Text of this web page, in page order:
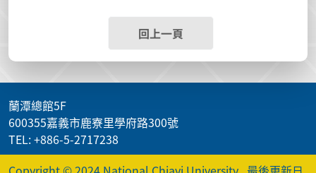
回上一頁
蘭潭總館5F
600355嘉義市鹿寮里學府路300號
TEL: +886-5-2717238